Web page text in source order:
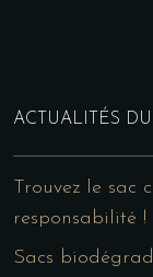
ACTUALITÉS
Trouvez le
responsabilité !
Sacs